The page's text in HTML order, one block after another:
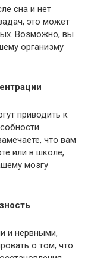
сна и нет
это может
Возможно, вы
организму
приводить к
что вам
или в школе,
мозгу
и нервными,
о том, что